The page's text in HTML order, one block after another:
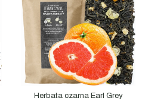
Herbata czarna Earl Grey